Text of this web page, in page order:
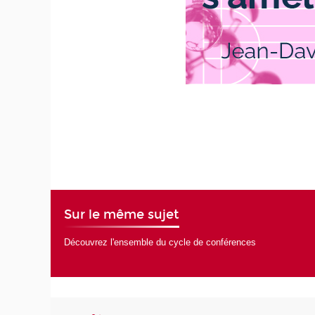
Sur le même sujet
Découvrez l'ensemble du cycle de conférences